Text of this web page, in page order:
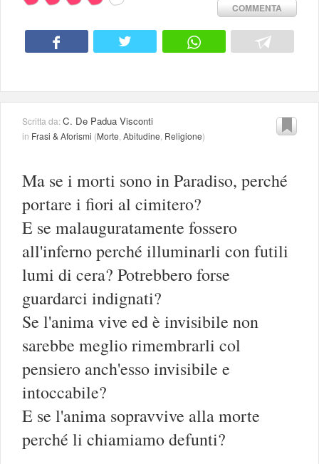
COMMENTA
Scritta da:C. De Padua Visconti
in Frasi & Aforismi (Morte Abitudine Religione)
Ma se i morti sono in Paradiso, perché
portare i fiori al cimitero?
E se malauguratamente fossero
all'inferno perché illuminarli con futili
lumi di cera? Potrebbero forse
guardarci indignati?
Se l'anima vive ed è invisibile non
sarebbe meglio rimembrarli col
pensiero anch'esso invisibile e
intoccabile?
E se l'anima sopravvive alla morte
perché li chiamiamo defunti?